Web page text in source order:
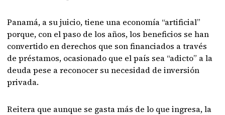
Panamá, a su juicio, tiene una economía “artificial”
porque, con el paso de los años, los beneficios se han
convertido en derechos que son financiados a través
de préstamos, ocasionado que el país sea “adicto” a la
deuda pese a reconocer su necesidad de inversión
privada.
Reitera que aunque se gasta más de lo que ingresa, la